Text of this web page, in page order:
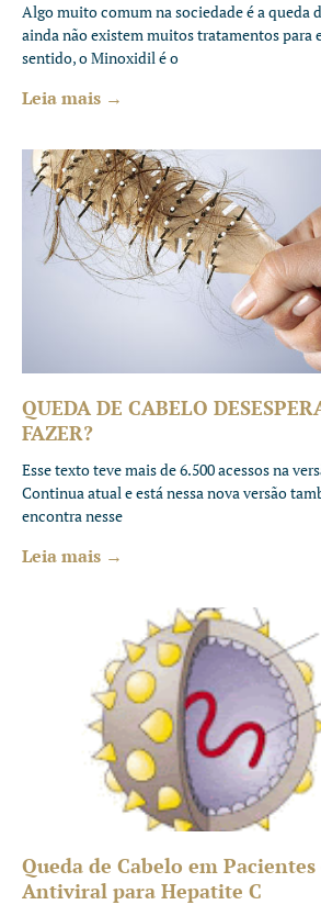
Algo muito comum na sociedade é a queda
ainda não existem muitos tratamentos para
sentido, o Minoxidil é o
Leia mais →
QUEDA DE CABELO
FAZER?
Esse texto teve mais de 6.500 acessos na
Continua atual e está nessa nova versão
encontra nesse
Leia mais →
Queda de Cabelo em
Antiviral para Hepatite C